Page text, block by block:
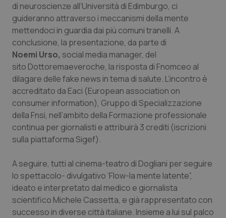
Piemonte
Provincia Autonoma di Bolzano
Provincia Autonoma di Trento
Puglia
Sardegna
Toscana
Umbria
HIV
Infezioni & Febbre
Ipertensione & Scompenso
Malattie rare
Malattia di Crohn & Rettocolite Ulcerosa
Obesità
Oftalmologia
di neuroscienze all’Università di Edimburgo, ci
guideranno attraverso i meccanismi della mente
mettendoci in guardia dai più comuni tranelli. A
conclusione, la presentazione, da parte di
Noemi Urso, social media manager, del
sito Dottoremaeveroche, la risposta di Fnomceo al
dilagare delle fake news in tema di salute. L’incontro è
accreditato da Eaci (European association on
consumer information), Gruppo di Specializzazione
della Fnsi, nell’ambito della Formazione professionale
continua per giornalisti e attribuirà 3 crediti (iscrizioni
sulla piattaforma Sigef).
A seguire, tutti al cinema-teatro di Dogliani per seguire
lo spettacolo- divulgativo ‘Flow-la mente latente”,
ideato e interpretato dal medico e giornalista
scientifico Michele Cassetta, e già rappresentato con
successo in diverse città italiane. Insieme a lui sul palco